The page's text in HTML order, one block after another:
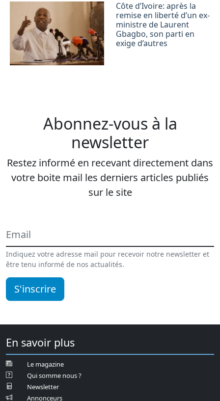
Côte d’Ivoire: après la
remise en liberté d’un ex-
ministre de Laurent
Gbagbo, son parti en
exige d’autres
Abonnez-vous à la
newsletter
Restez informé en recevant directement dans
votre boite mail les derniers articles publiés
sur le site
Indiquez votre adresse mail pour recevoir notre newsletter et
être tenu informé de nos actualités.
S'inscrire
En savoir plus
Le magazine
Qui somme nous ?
Newsletter
Annonceurs